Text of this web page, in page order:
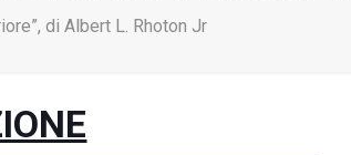
di Albert L. Rhoton Jr